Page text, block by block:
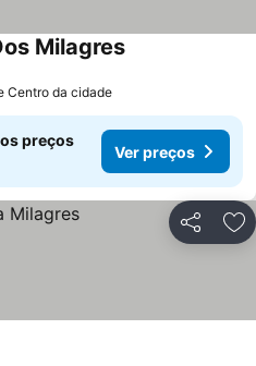
MilagresVer preços
Centro da cidade
preços
Ver preços
Partilhar